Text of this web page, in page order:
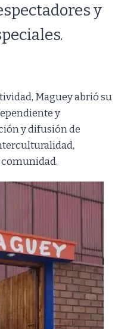
y
Maguey abrió su
y
y difusión de